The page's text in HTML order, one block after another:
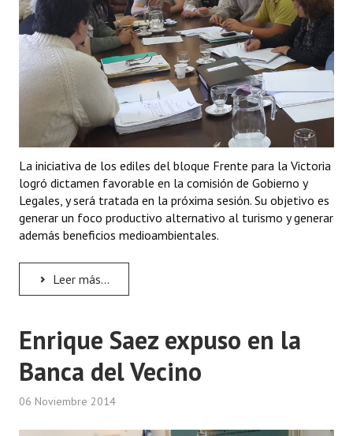
Constitución Provincial
Carta Orgánica 2007
Reglamento Interno
Digesto
Organigrama
DOCUMENTOS
Informes de Gestión
Proyectos Presentados
Dictámenes Asesoría Letrada
Informes de Unidad Coordinadora
Ejecución Presupuestaria
Actas de Audiencias Públicas
La iniciativa de los ediles del bloque Frente para la Victoria
logró dictamen favorable en la comisión de Gobierno y
Legales, y será tratada en la próxima sesión. Su objetivo es
generar un foco productivo alternativo al turismo y generar
además beneficios medioambientales.
Leer más...
Enrique Saez expuso en la
Banca del Vecino
06 Noviembre 2014